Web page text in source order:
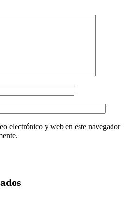
electrónico y web en este navegador